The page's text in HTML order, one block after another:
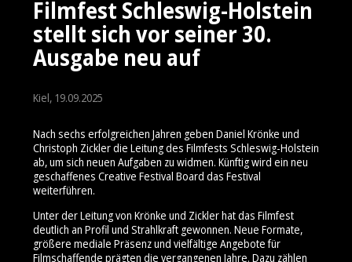
Filmfest Schleswig-Holstein
stellt sich vor seiner 30.
Ausgabe neu auf
Kiel, 19.09.2025
Nach sechs erfolgreichen Jahren geben Daniel Krönke und
Christoph Zickler die Leitung des Filmfests Schleswig-Holstein
ab, um sich neuen Aufgaben zu widmen. Künftig wird ein neu
geschaffenes Creative Festival Board das Festival
weiterführen.
Unter der Leitung von Krönke und Zickler hat das Filmfest
deutlich an Profil und Strahlkraft gewonnen. Neue Formate,
größere mediale Präsenz und vielfältige Angebote für
Filmschaffende prägten die vergangenen Jahre. Dazu zählen